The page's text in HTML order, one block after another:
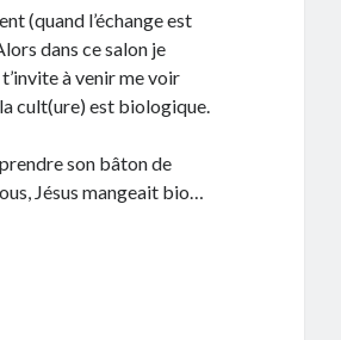
(quand l’échange est
dans ce salon je
à venir me voir
cult(ure) est biologique.
son bâton de
Jésus mangeait bio…